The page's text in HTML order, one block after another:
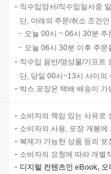
직수입양서/직수입일서중
단, 아래의 주문/취소 조건
오늘 00시 ~ 06시 30분
오늘 06시 30분 이후 주
직수입 음반/영상물/기프트
단, 당일 00시~13시 사이의
박스 포장은 택배 배송이
소비자의 책임 있는 사유로
소비자의 사용, 포장 개봉
복제가 가능한 상품 등의
소비자의 요청에 따라 개별
디지털 컨텐츠인 eBook,